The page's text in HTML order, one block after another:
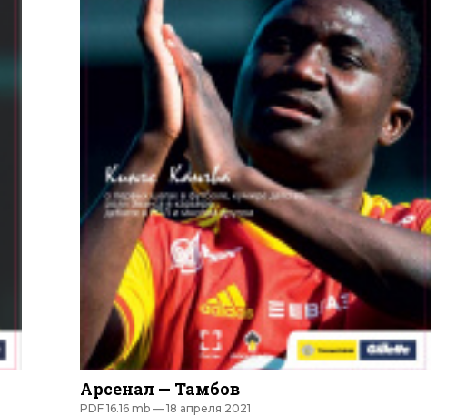
Арсенал — Тамбов
PDF 16.16 mb — 18 апреля 2021